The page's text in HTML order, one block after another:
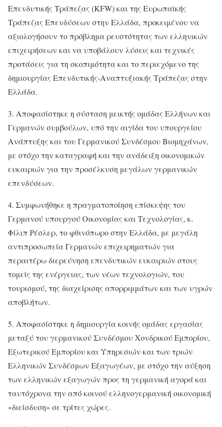
Επενδυτικής Τράπεζας (KFW) και της Ευρωπαϊκής
Τράπεζας Επενδύσεων στην Ελλάδα, προκειμένου να
αξιολογήσουν το πρόβλημα ρευστότητας των ελληνικών
επιχειρήσεων και να υποβάλουν λύσεις και τεχνικές
προτάσεις για τη σκοπιμότητα και το περιεχόμενο της
δημιουργίας Επενδυτικής-Αναπτυξιακής Τράπεζας στην
Ελλάδα.
3. Αποφασίστηκε η σύσταση μεικτής ομάδας Ελλήνων και
Γερμανών συμβούλων, υπό την αιγίδα του υπουργείου
Ανάπτυξης και του Γερμανικού Συνδέσμου Βιομηχάνων,
με στόχο την καταγραφή και την ανάδειξη οικονομικών
ευκαιριών για την προσέλκυση μεγάλων γερμανικών
επενδύσεων.
4. Συμφωνήθηκε η πραγματοποίηση επίσκεψης του
Γερμανού υπουργού Οικονομίας και Τεχνολογίας, κ.
Φίλιπ Ρέσλερ, το φθινόπωρο στην Ελλάδα, με μεγάλη
αντιπροσωπεία Γερμανών επιχειρηματιών για
περαιτέρω διερεύνηση επενδυτικών ευκαιριών στους
τομείς της ενέργειας, των νέων τεχνολογιών, του
τουρισμού, της διαχείρισης απορριμμάτων και των υγρών
αποβλήτων.
5. Αποφασίστηκε η δημιουργία κοινής ομάδας εργασίας
μεταξύ του γερμανικού Συνδέσμου Χονδρικού Εμπορίου,
Εξωτερικού Εμπορίου και Υπηρεσιών και των τριών
Ελληνικών Συνδέσμων Εξαγωγέων, με στόχο την αύξηση
των ελληνικών εξαγωγών προς τη γερμανική αγορά και
ταυτόχρονα την από κοινού ελληνογερμανική οικονομική
«διείσδυση» σε τρίτες χώρες.